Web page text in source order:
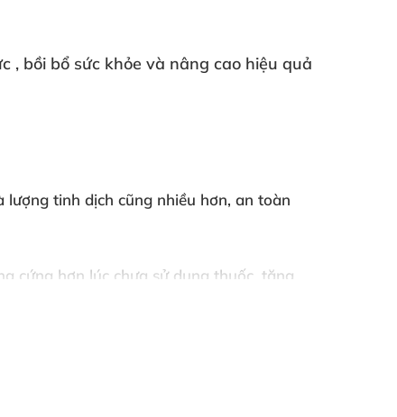
, bồi bổ sức khỏe và nâng cao hiệu quả
lượng tinh dịch cũng nhiều hơn, an toàn
cứng hơn lúc chưa sử dụng thuốc , tăng